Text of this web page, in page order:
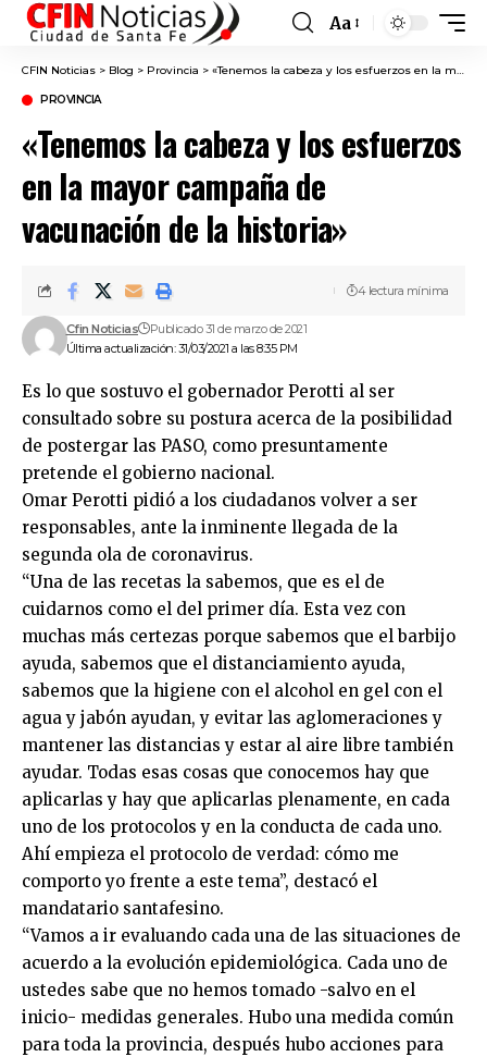
Font
Resizer
Aa
CFIN Noticias > Blog > Provincia > «Tenemos la cabeza y los esfuerzos en la mayor campaña de vacunación de la historia»
PROVINCIA
«Tenemos la cabeza y los esfuerzos
en la mayor campaña de
vacunación de la historia»
Última actualización: 31/03/2021 a las 8:35 PM
Cfin Noticias Publicado 31 de marzo de 2021
4 lectura mínima
Es lo que sostuvo el gobernador Perotti al ser
consultado sobre su postura acerca de la posibilidad
de postergar las PASO, como presuntamente
pretende el gobierno nacional.
Omar Perotti pidió a los ciudadanos volver a ser
responsables, ante la inminente llegada de la
segunda ola de coronavirus.
“Una de las recetas la sabemos, que es el de
cuidarnos como el del primer día. Esta vez con
muchas más certezas porque sabemos que el barbijo
ayuda, sabemos que el distanciamiento ayuda,
sabemos que la higiene con el alcohol en gel con el
agua y jabón ayudan, y evitar las aglomeraciones y
mantener las distancias y estar al aire libre también
ayudar. Todas esas cosas que conocemos hay que
aplicarlas y hay que aplicarlas plenamente, en cada
uno de los protocolos y en la conducta de cada uno.
Ahí empieza el protocolo de verdad: cómo me
comporto yo frente a este tema”, destacó el
mandatario santafesino.
“Vamos a ir evaluando cada una de las situaciones de
acuerdo a la evolución epidemiológica. Cada uno de
ustedes sabe que no hemos tomado -salvo en el
inicio- medidas generales. Hubo una medida común
para toda la provincia, después hubo acciones para